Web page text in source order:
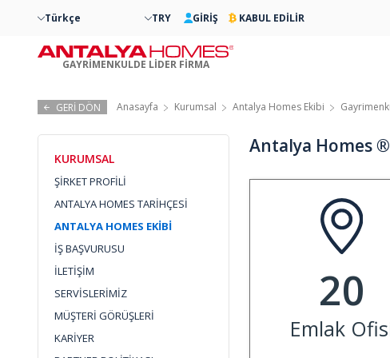
GERİ DÖN Anasayfa Kurumsal Antalya Homes Ekibi
KURUMSAL
ŞİRKET PROFİLİ
ANTALYA HOMES TARİHÇESİ
ANTALYA HOMES EKİBİ
İŞ BAŞVURUSU
İLETİŞİM
SERVİSLERİMİZ
MÜŞTERİ GÖRÜŞLERİ
KARİYER
Antalya Homes
20
Emlak
Türkçe TRY GİRİŞ KABUL EDİLİR
GAYRİMENKULDE LİDER FİRMA